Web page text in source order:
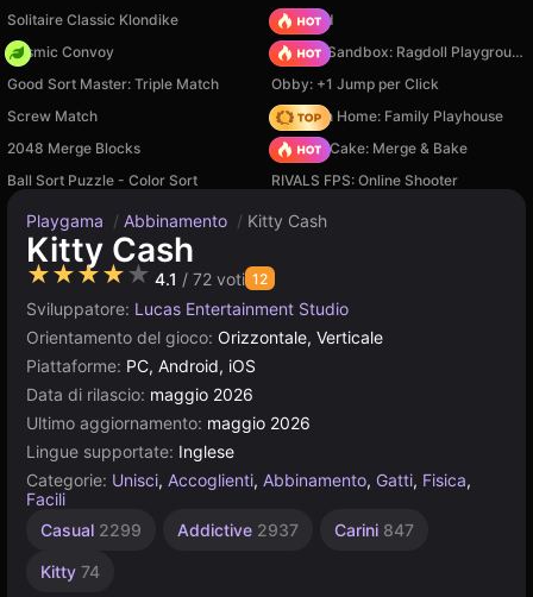
Solitaire Classic Klondike
TB World
Cosmic Convoy
Sprunki Sandbox: Ragdoll Playground Mode
Good Sort Master: Triple Match
Obby: +1 Jump per Click
Screw Match
My Town Home: Family Playhouse
2048 Merge Blocks
Piece of Cake: Merge & Bake
Ball Sort Puzzle - Color Sort
RIVALS FPS: Online Shooter
Playgama / Abbinamento / Kitty Cash
Kitty Cash
★★★★★ 4.1 / 72 voti 12
Sviluppatore: Lucas Entertainment Studio
Orientamento del gioco: Orizzontale, Verticale
Piattaforme: PC, Android, iOS
Data di rilascio: maggio 2026
Ultimo aggiornamento: maggio 2026
Lingue supportate: Inglese
Categorie: Unisci, Accoglienti, Abbinamento, Gatti, Fisica,
Facili
Casual 2299 Addictive 2937 Carini 847
Kitty 74